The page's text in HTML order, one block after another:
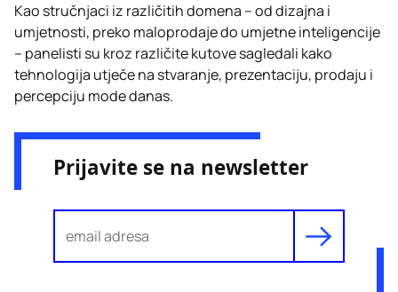
Kao stručnjaci iz različitih domena – od dizajna i
umjetnosti, preko maloprodaje do umjetne inteligencije
– panelisti su kroz različite kutove sagledali kako
tehnologija utječe na stvaranje, prezentaciju, prodaju i
percepciju mode danas.
Prijavite se na newsletter